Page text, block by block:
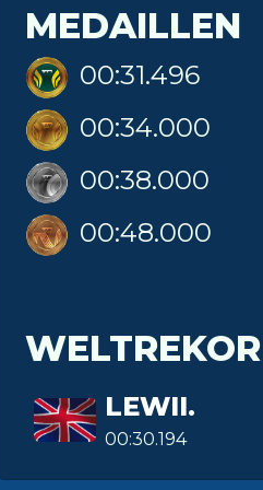
MEDAILLEN
00:31.496
00:34.000
00:38.000
00:48.000
LEWII.
00:30.194